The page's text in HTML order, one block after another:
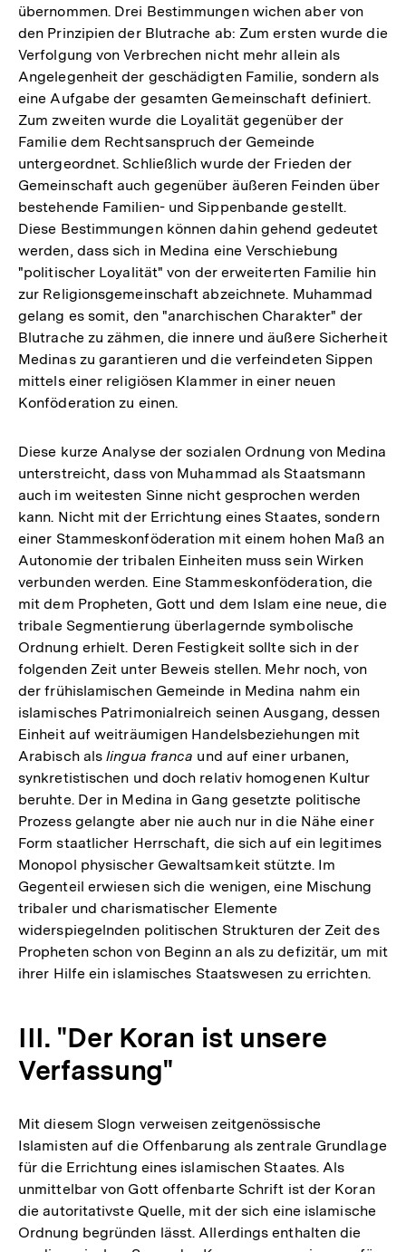
übernommen. Drei Bestimmungen wichen aber von
den Prinzipien der Blutrache ab: Zum ersten wurde die
Verfolgung von Verbrechen nicht mehr allein als
Angelegenheit der geschädigten Familie, sondern als
eine Aufgabe der gesamten Gemeinschaft definiert.
Zum zweiten wurde die Loyalität gegenüber der
Familie dem Rechtsanspruch der Gemeinde
untergeordnet. Schließlich wurde der Frieden der
Gemeinschaft auch gegenüber äußeren Feinden über
bestehende Familien- und Sippenbande gestellt.
Diese Bestimmungen können dahin gehend gedeutet
werden, dass sich in Medina eine Verschiebung
"politischer Loyalität" von der erweiterten Familie hin
zur Religionsgemeinschaft abzeichnete. Muhammad
gelang es somit, den "anarchischen Charakter" der
Blutrache zu zähmen, die innere und äußere Sicherheit
Medinas zu garantieren und die verfeindeten Sippen
mittels einer religiösen Klammer in einer neuen
Konföderation zu einen.
Diese kurze Analyse der sozialen Ordnung von Medina
unterstreicht, dass von Muhammad als Staatsmann
auch im weitesten Sinne nicht gesprochen werden
kann. Nicht mit der Errichtung eines Staates, sondern
einer Stammeskonföderation mit einem hohen Maß an
Autonomie der tribalen Einheiten muss sein Wirken
verbunden werden. Eine Stammeskonföderation, die
mit dem Propheten, Gott und dem Islam eine neue, die
tribale Segmentierung überlagernde symbolische
Ordnung erhielt. Deren Festigkeit sollte sich in der
folgenden Zeit unter Beweis stellen. Mehr noch, von
der frühislamischen Gemeinde in Medina nahm ein
islamisches Patrimonialreich seinen Ausgang, dessen
Einheit auf weiträumigen Handelsbeziehungen mit
Arabisch alslingua franca und auf einer urbanen,
synkretistischen und doch relativ homogenen Kultur
beruhte. Der in Medina in Gang gesetzte politische
Prozess gelangte aber nie auch nur in die Nähe einer
Form staatlicher Herrschaft, die sich auf ein legitimes
Monopol physischer Gewaltsamkeit stützte. Im
Gegenteil erwiesen sich die wenigen, eine Mischung
tribaler und charismatischer Elemente
widerspiegelnden politischen Strukturen der Zeit des
Propheten schon von Beginn an als zu defizitär, um mit
ihrer Hilfe ein islamisches Staatswesen zu errichten.
III. "Der Koran ist unsere
Verfassung"
Mit diesem Slogn verweisen zeitgenössische
Islamisten auf die Offenbarung als zentrale Grundlage
für die Errichtung eines islamischen Staates. Als
unmittelbar von Gott offenbarte Schrift ist der Koran
die autoritativste Quelle, mit der sich eine islamische
Ordnung begründen lässt. Allerdings enthalten die